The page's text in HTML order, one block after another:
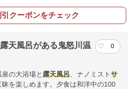
引クーポンをチェック
天風呂がある鬼怒川温
0
の大浴場と露天風呂 、ナノミストサ
を楽しめます。夕食は和洋中の100